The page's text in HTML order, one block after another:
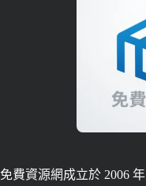
免費資源網成立於 2006